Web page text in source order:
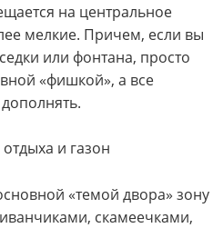
на центральное
мелкие. Причем, если вы
или фонтана, просто
«фишкой», а все
и газон
«темой двора» зону
скамеечками,